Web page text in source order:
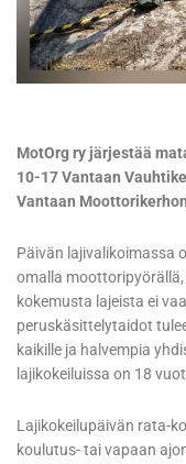
MotOrg ry järjestää
10-17 Vantaan
Vantaan
Päivän lajivalikoimassa
omalla
kokemusta lajeista ei
peruskäsittelytaidot
kaikille ja halvempia
lajikokeiluissa on 18
Lajikokeilupäivän rata-
koulutus- tai vapaan